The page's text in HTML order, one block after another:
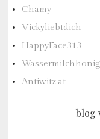
Chamy
Vickyliebtdich
HappyFace313
Wassermilchhonig
Antiwitz.at
blog